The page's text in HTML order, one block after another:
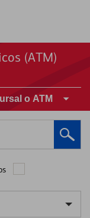
(ATM)
o ATM